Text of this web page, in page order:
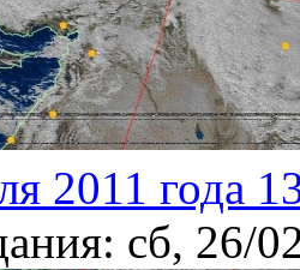
2011 года
сб, 26/